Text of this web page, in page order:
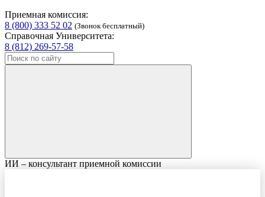
Приемная комиссия:
8 (800) 333 52 02 (Звонок бесплатный)
Справочная Университета:
8 (812) 269-57-58
ИИ – консультант приемной комиссии